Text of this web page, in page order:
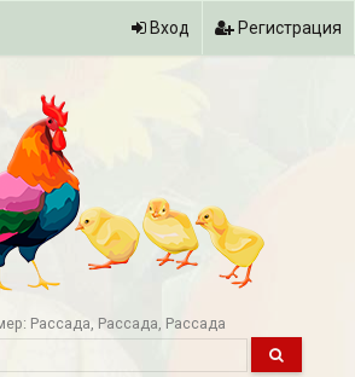
Вход Регистрация
Рассада Рассада Рассада